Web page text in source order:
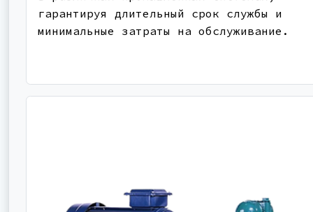
гарантируя длительный срок службы и
минимальные затраты на обслуживание.